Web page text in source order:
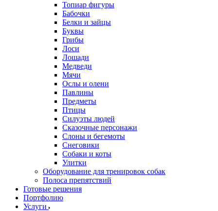
Топиар фигуры
Бабочки
Белки и зайцы
Буквы
Грибы
Лоси
Лошади
Медведи
Мячи
Ослы и олени
Павлины
Предметы
Птицы
Силуэты людей
Сказочные персонажи
Слоны и бегемоты
Снеговики
Собаки и коты
Улитки
Оборудование для тренировок собак
Полоса препятствий
Готовые решения
Портфолию
Услуги